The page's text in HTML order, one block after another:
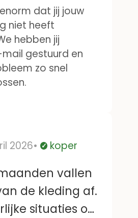
te krijgen
niet
dat jij jouw
niet heeft
hebben jij
gestuurd en
zo snel
2026 Geverifieerd
koper
vallen
de kleding af.
situaties op